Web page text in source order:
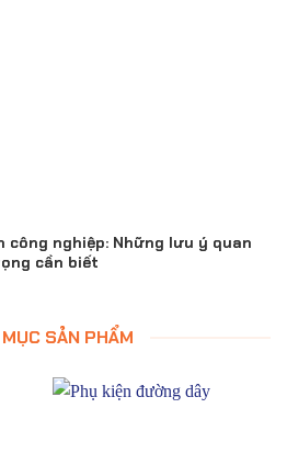
công nghiệp: Những lưu ý quan
cần biết
SẢN PHẨM